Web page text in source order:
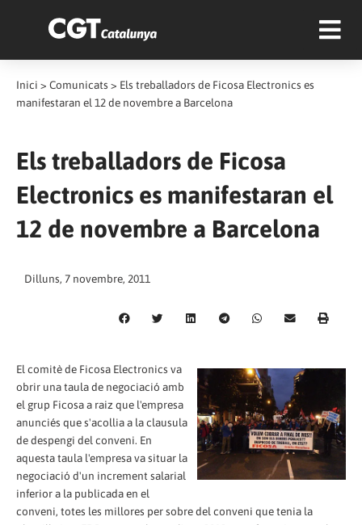
Inici > Comunicats > Els treballadors de Ficosa Electronics es
manifestaran el 12 de novembre a Barcelona
Els treballadors de Ficosa
Electronics es manifestaran el
12 de novembre a Barcelona
Dilluns, 7 novembre, 2011
El comitè de Ficosa Electronics va
obrir una taula de negociació amb
el grup Ficosa a raiz que l'empresa
anunciés que s'acollia a la clausula
de despengi del conveni. En
aquesta taula l'empresa va situar la
negociació d'un increment salarial
inferior a la publicada en el
conveni, totes les millores per sobre del conveni que tenia la